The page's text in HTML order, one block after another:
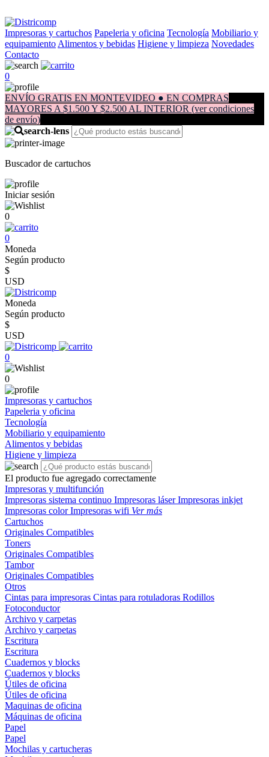
Impresoras y cartuchos Papeleria y oficina Tecnología Mobiliario y
equipamiento Alimentos y bebidas Higiene y limpieza Novedades
Contacto
0
ENVÍO GRATIS EN MONTEVIDEO ● EN COMPRAS
MAYORES A $1.500 Y $2.500 AL INTERIOR (ver condiciones
de envío)
Buscador de cartuchos
Iniciar sesión
0
0
Moneda
Según producto
$
USD
Moneda
Según producto
$
USD
0
0
Impresoras y cartuchos
Papeleria y oficina
Tecnología
Mobiliario y equipamiento
Alimentos y bebidas
Higiene y limpieza
El producto fue agregado correctamente
Impresoras y multifunción
Impresoras sistema continuo Impresoras láserImpresoras inkjet
Impresoras colorImpresoras wifi Ver más
Cartuchos
Originales Compatibles
Toners
Originales Compatibles
Tambor
Originales Compatibles
Otros
Cintas para impresoras Cintas para rotuladoras Rodillos
Fotoconductor
Archivo y carpetas
Archivo y carpetas
Escritura
Escritura
Cuadernos y blocks
Cuadernos y blocks
Útiles de oficina
Útiles de oficina
Maquinas de oficina
Máquinas de oficina
Papel
Papel
Mochilas y cartucheras